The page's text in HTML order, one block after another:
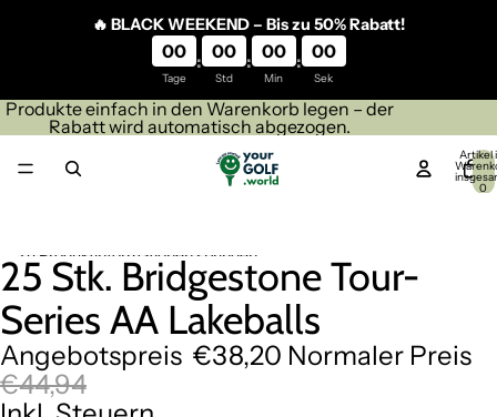
🔥 BLACK WEEKEND – Bis zu 50% Rabatt!
00
Tage
: 00
Std
: 00
Min
: 00
Sek
Produkte einfach in den Warenkorb legen – der
Rabatt wird automatisch abgezogen.
Artikel
0
Zu Produktinformationen springen
Bild
im
Vollbildmodus
öffnen
Bild
im
Vollbildmodus
öffnen
25 Stk. Bridgestone Tour-
Series AA Lakeballs
Angebotspreis €38,20 Normaler Preis
€44,94